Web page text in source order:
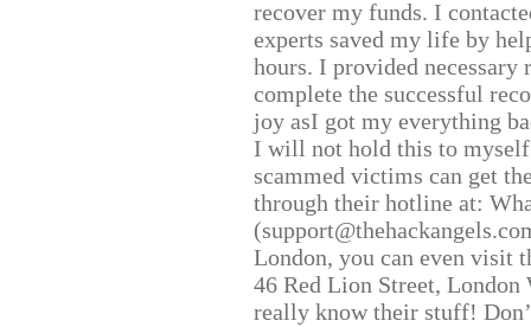
recover my funds. I
experts saved my life by
hours. I provided
complete the successful
joy asI got my everything
I will not hold this to
scammed victims can get
through their hotline at:
London, you can even visit
46 Red Lion Street, London
really know their stuff!